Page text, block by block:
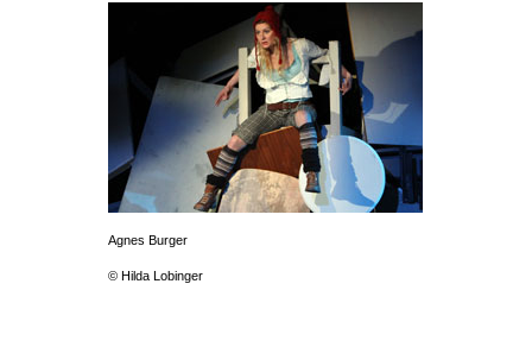
Agnes Burger
© Hilda Lobinger